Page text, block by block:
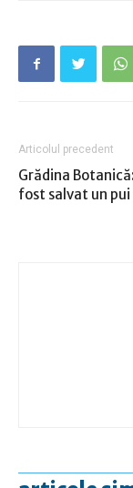
Articolul precedent
Grădina
fost salvat un pui